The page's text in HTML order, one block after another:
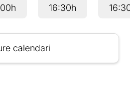
16:30h
calendari